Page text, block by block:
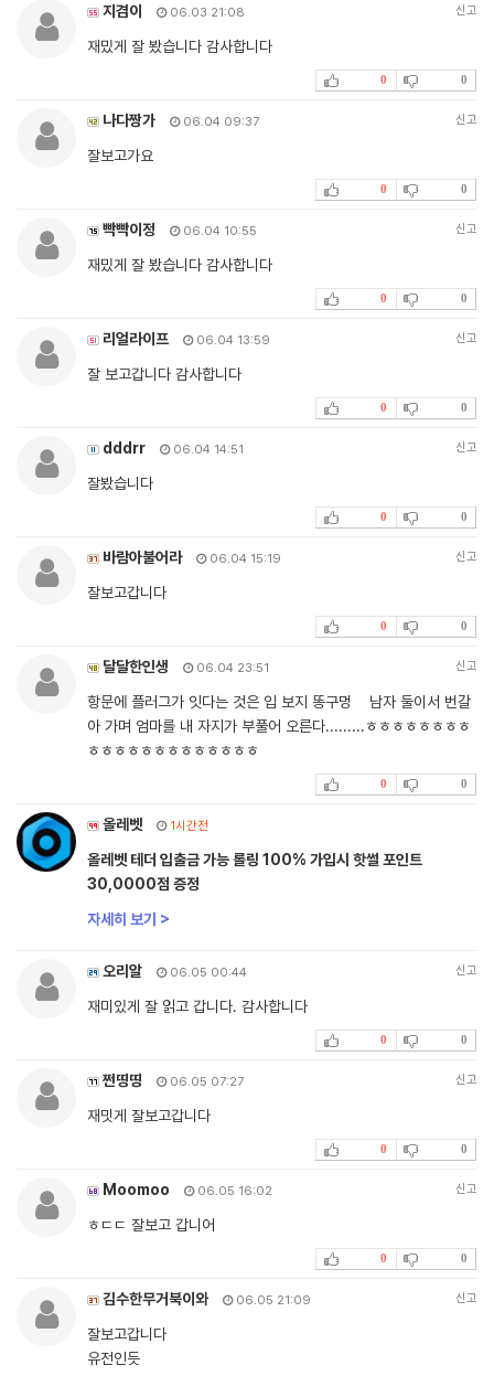
지겸이 06.03 21:08 신고
재밌게 잘 봤습니다 감사합니다
0 0
나다짱가 06.04 09:37 신고
잘보고가요
0 0
빡빡이정 06.04 10:55 신고
재밌게 잘 봤습니다 감사합니다
0 0
리얼라이프 06.04 13:59 신고
잘 보고갑니다 감사합니다
0 0
dddrr 06.04 14:51 신고
잘봤습니다
0 0
바람아불어라 06.04 15:19 신고
잘보고갑니다
0 0
달달한인생 06.04 23:51 신고
항문에 플러그가 잇다는 것은 입 보지 똥구멍 남자 둘이서 번갈
아 가며 엄마를 내 자지가 부풀어 오른다.........ㅎㅎㅎㅎㅎㅎㅎㅎ
ㅎㅎㅎㅎㅎㅎㅎㅎㅎㅎㅎㅎㅎ
0 0
올레벳 1시간전
올레벳 테더 입출금 가능 롤링 100% 가입시 핫썰 포인트
30,0000점 증정
자세히 보기 >
오리알 06.05 00:44 신고
재미있게 잘 읽고 갑니다. 감사합니다
0 0
쩐띵띵 06.05 07:27 신고
재밋게 잘보고갑니다
0 0
Moomoo 06.05 16:02 신고
ㅎㄷㄷ 잘보고 갑니어
0 0
김수한무거북이와 06.05 21:09 신고
잘보고갑니다
유전인듯